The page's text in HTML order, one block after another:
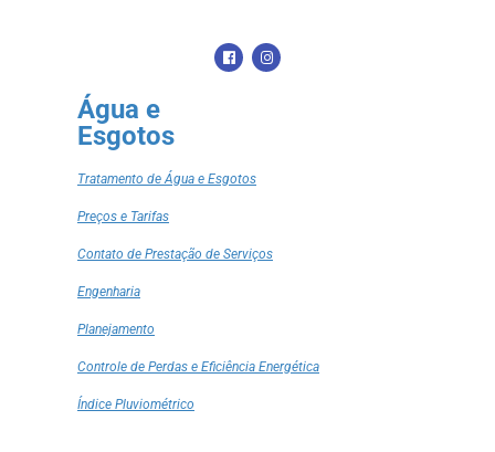
Água e
Esgotos
Tratamento de Água e Esgotos
Preços e Tarifas
Contato de Prestação de Serviços
Engenharia
Planejamento
Controle de Perdas e Eficiência Energética
Índice Pluviométrico